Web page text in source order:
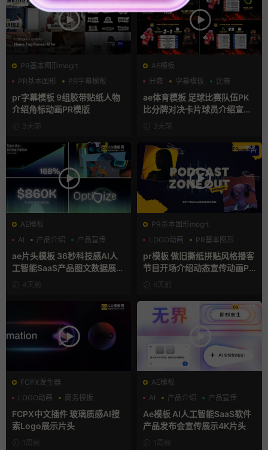
PR基本图形mogrt
PR基本图形
PR字幕模板
人物介绍
pr字幕模板 9组胶带贴纸人物
介绍角标动画PR模版
3天前
AE模板
分数
字幕模板 比赛
ae体育模板 足球比赛队伍PK
比分牌对决卡片球员介绍宣传
视频AE模板
3天前
AE模板
AI
产品介绍 产品宣传
ae片头模板 36秒科技感AI人
工智能SaaS产品图文数据展示
宣传视频AE模板
4天前
PR基本图形mogrt
LOGO动画
PR基本图形
复古风
pr模板 做旧撕纸拼贴风格播客
节目开场介绍动态宣传动画PR
模版6天前
FCPX发生器
LOGO动画
商务模板
支持Intel+M芯片
FCPX中文插件 玻璃质感AI搜
索Logo展示片头
1周前
AE模板
AI
产品介绍 产品宣传
Ae模板 AI人工智能SaaS软件
产品发布会宣传展示4K片头
1周前